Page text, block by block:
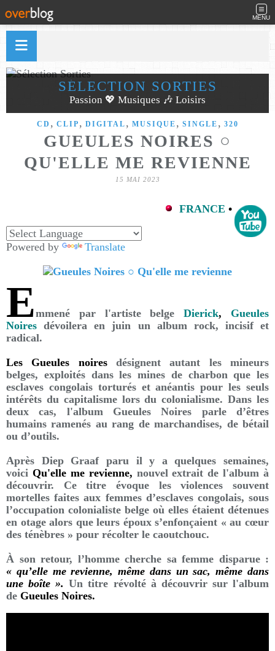
MENU
SÉLECTION SORTIES
Passion 💖 Musiques 🎶 Loisirs
CD , CLIP , DIGITAL , MUSIQUE , SINGLE , 320
GUEULES NOIRES ○
QU'ELLE ME REVIENNE
15 MAI 2023
FRANCE •
Powered by Translate
Emmené par l'artiste belge Dierick, Gueules
Noires dévoilera en juin un album rock, incisif et
radical.
Les Gueules noiresdésignent autant les mineurs
belges, exploités dans les mines de charbon que les
esclaves congolais torturés et anéantis pour les seuls
intérêts du capitalisme lors du colonialisme. Dans les
deux cas, l'album Gueules Noires parle d’êtres
humains ramenés au rang de marchandises, de bétail
ou d’outils.
Après Diep Graaf paru il y a quelques semaines,
voici Qu'elle me revienne, nouvel extrait de l'album à
découvrir. Ce titre évoque les violences souvent
mortelles faites aux femmes d’esclaves congolais, sous
l’occupation colonialiste belge où elles étaient détenues
en otage alors que leurs époux s’enfonçaient « au cœur
des ténèbres » pour récolter le caoutchouc.
À son retour, l’homme cherche sa femme disparue :
« qu’elle me revienne, même dans un sac, même dans
une boîte ».Un titre révolté à découvrir sur l'album
de Gueules Noires.